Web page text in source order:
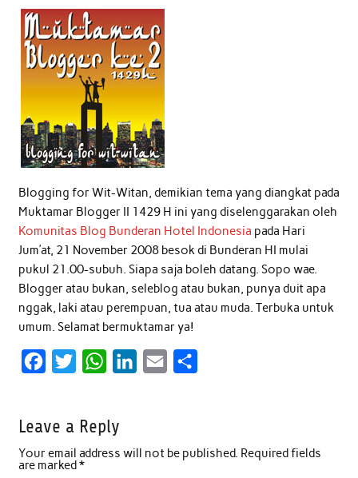
Blogging for Wit-Witan, demikian tema yang diangkat pada
Muktamar Blogger II 1429 H ini yang diselenggarakan oleh
Komunitas Blog Bunderan Hotel Indonesia pada Hari
Jum’at, 21 November 2008 besok di Bunderan HI mulai
pukul 21.00-subuh. Siapa saja boleh datang. Sopo wae.
Blogger atau bukan, seleblog atau bukan, punya duit apa
nggak, laki atau perempuan, tua atau muda. Terbuka untuk
umum. Selamat bermuktamar ya!
e
b
t
W
t
s
e
l
e
Leave a Reply
Your email address will not be published. Required fields
are marked *